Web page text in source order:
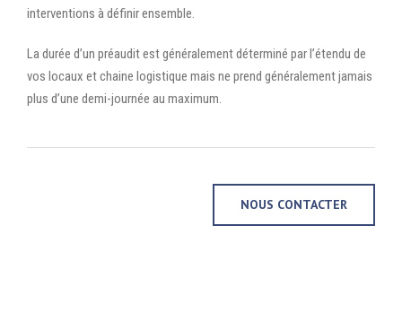
interventions à définir ensemble.
La durée d’un préaudit est généralement déterminé par l’étendu de
vos locaux et chaine logistique mais ne prend généralement jamais
plus d’une demi-journée au maximum.
NOUS CONTACTER